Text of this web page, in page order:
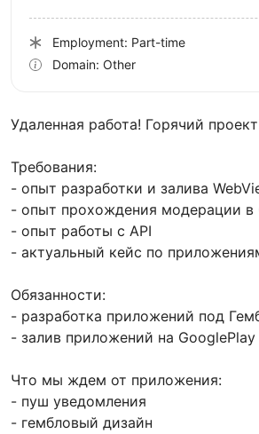
Удаленная работа! Горячий
Требования:
- опыт разработки и залива
- опыт прохождения модерации в
- опыт работы с API
- актуальный кейс по
Обязанности:
- разработка приложений под
- залив приложений на GooglePlay
Что мы ждем от приложения:
- пуш уведомления
- гембловый дизайн
Employment: Part-time
Domain: Other